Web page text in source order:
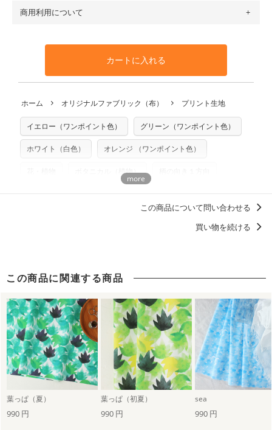
※カットを希望の方は備考欄に「50cmずつカット希望」など
ご記載ください（50cm単位でのカットのみ）
プリント布の仕様についてもっと詳しく見る
トンリネン（ビエラ織）・100％コットン（ツイル）・
100％コットン（キャンバス・11号帆布）です。
生地見本サンプル（無料）を購入する
も送料の表示が600円となり宅急便での配送となります。
となります。
※万が一、検品時に不備が見つかった場合は、4～5営業日後
※土日祝は営業日に含まれません。
※配送日のご指定は承れません。出来上がり次第、順次発送
・布はご注文後に注文数量のみをプリントするため、
購入後
や用尺をお間違えのないようお願いします。思っていた色味
と違う、などの理由での返品は承れません。予めご了承くだ
商用利用について
利用いただけます。「nunocoto fabric使用」といった記載
も不要です。（製品化した際に起こる全ての問題、クレーム
いませんのでご了承ください）
※有料型紙（ホームソーイング型紙シリーズ）および柄がえ
らべるキットに付属された型紙は商用利用できませんのでご
注意ください。型紙自体の転用・販売および型紙を使用して
商用利用についての詳細はこちら
カートに入れる
ホーム オリジナルファブリック（布） プリント生地
イエロー（ワンポイント色） グリーン（ワンポイント色）
ホワイト（白色） オレンジ （ワンポイント色）
ボタニカル（植物）
この商品について問い合わせる
買い物を続ける
この商品に関連する商品
葉っぱ（夏） 葉っぱ（初夏） sea
990 円 990 円 990 円